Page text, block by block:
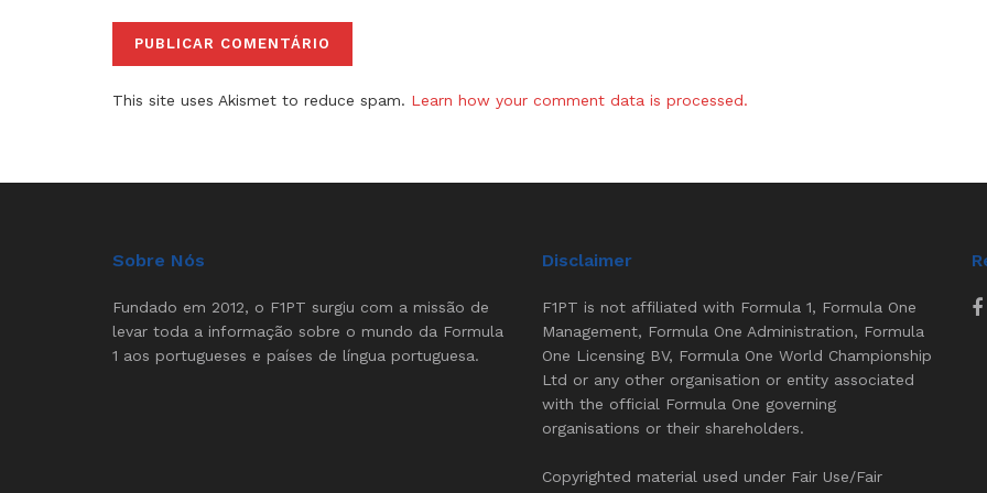
This site uses Akismet to reduce spam. Learn how your comment data is processed.
Sobre Nós
Fundado em 2012, o F1PT surgiu com a missão de
levar toda a informação sobre o mundo da Formula
1 aos portugueses e países de língua portuguesa.
Disclaimer
F1PT is not affiliated with Formula 1, Formula One
Management, Formula One Administration, Formula
One Licensing BV, Formula One World Championship
Ltd or any other organisation or entity associated
with the official Formula One governing
organisations or their shareholders.
Copyrighted material used under Fair Use/Fair